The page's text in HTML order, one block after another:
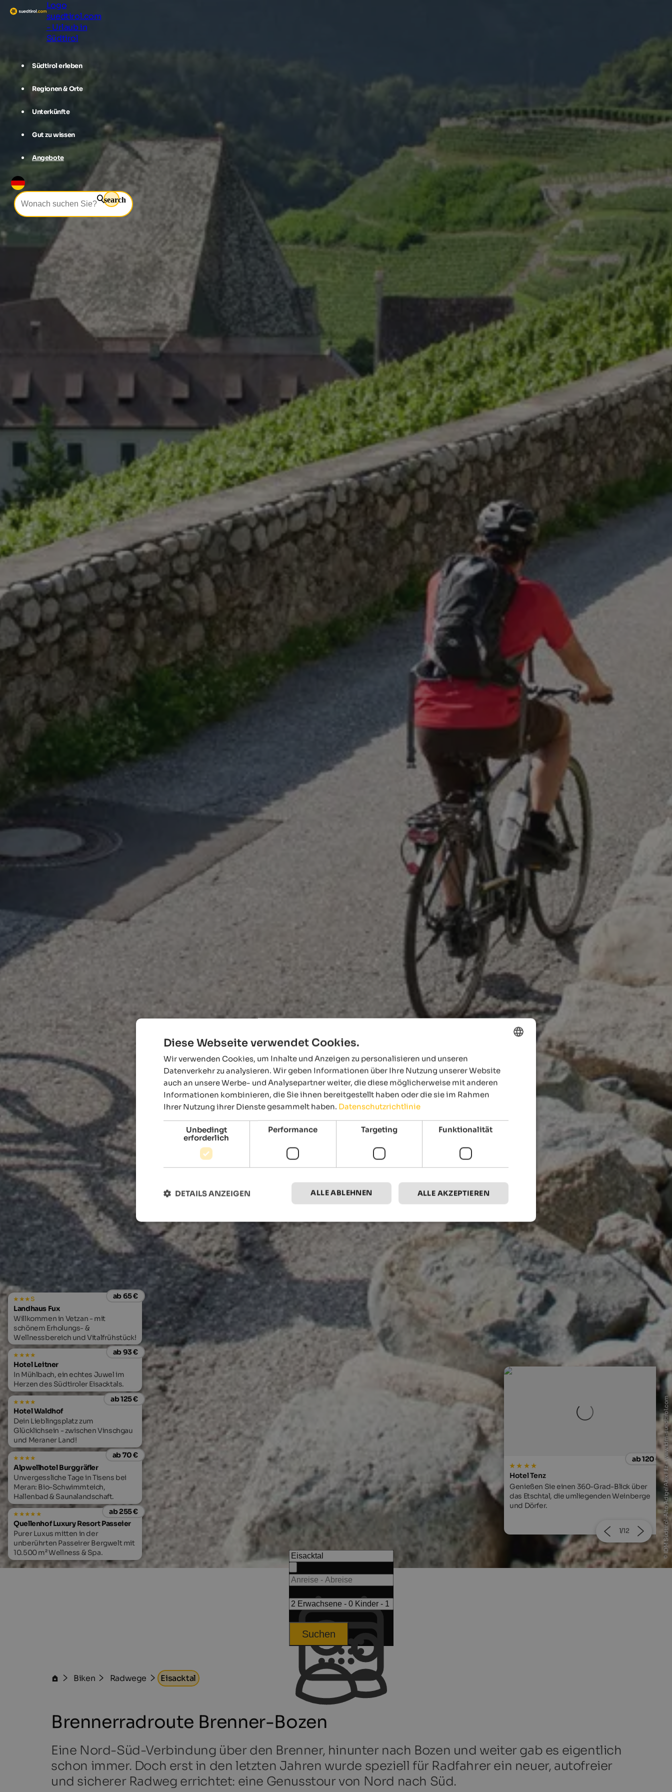
Logo
suedtirol.com
- Urlaub in
Südtirol
Südtirol erleben
Regionen & Orte
Unterkünfte
Gut zu wissen
Angebote
search
ab 65 €
s
Landhaus Fux
Willkommen in Vetzan - mit
schönem Erholungs- &
Wellnessbereich und Vitalfrühstück!
ab 93 €
Hotel Leitner
In Mühlbach, ein echtes Juwel im
Herzen des Südtiroler Eisacktals.
ab 125 €
Hotel Waldhof
Dein Lieblingsplatz zum
Glücklichsein - zwischen Vinschgau
und Meraner Land!
ab 70 €
Alpwellhotel Burggräfler
Unvergessliche Tage in Tisens bei
Meran: Bio-Schwimmteich,
Hallenbad & Saunalandschaft.
ab 255 €
Quellenhof Luxury Resort Passeier
Purer Luxus mitten in der
unberührten Passeirer Bergwelt mit
10.500 m² Wellness & Spa.
ab 120 €
Hotel Tenz
Genießen Sie einen 360-Grad-Blick über
das Etschtal, die umliegenden Weinberge
und Dörfer.
ab 54
Appartement Hotel Gurnatsch
Ruhig und sonnig im malerischen Dorf Vals
bei Mühlbach gelegen.
2/12 © IDM Südtirol-Alto Adige/Alex Filz - www.idm-suedtirol.com
Suchen
Biken Radwege Eisacktal
Brennerradroute Brenner-Bozen
Eine Nord-Süd-Verbindung über den Brenner, hinunter nach Bozen und weiter gab es eigentlich
schon immer. Doch erst in den letzten Jahren wurde speziell für Radfahrer ein neuer, autofreier
und sicherer Radweg errichtet: eine Genusstour von Nord nach Süd.
GERMAN
Diese Webseite verwendet Cookies.
Wir verwenden Cookies, um Inhalte und Anzeigen zu personalisieren und unseren
Datenverkehr zu analysieren. Wir geben Informationen über Ihre Nutzung unserer Website
auch an unsere Werbe- und Analysepartner weiter, die diese möglicherweise mit anderen
Informationen kombinieren, die Sie ihnen bereitgestellt haben oder die sie im Rahmen
Ihrer Nutzung ihrer Dienste gesammelt haben. Datenschutzrichtlinie
Unbedingt
erforderlich
Performance Targeting Funktionalität
ALLE AKZEPTIEREN
ALLE ABLEHNEN
DETAILS ANZEIGEN